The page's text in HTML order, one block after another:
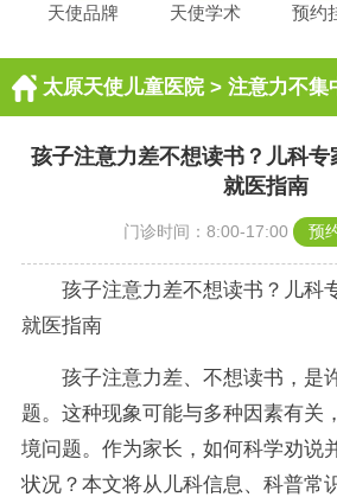
天使品牌 天使学术 预约
太原天使儿童医院> 注意力不集
孩子注意力差不想读书？儿科
就医指南
门诊时间：8:00-17:00 预
孩子注意力差不想读书？儿科
就医指南
孩子注意力差、不想读书，是
题。这种现象可能与多种因素有关
境问题。作为家长，如何科学劝说
状况？本文将从儿科信息、科普常